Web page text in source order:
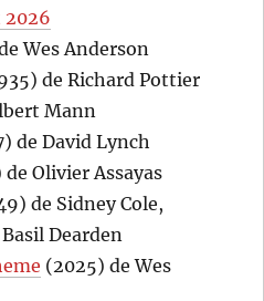
2026
Wes Anderson
de Richard Pottier
Mann
de David Lynch
Olivier Assayas
de Sidney Cole,
Dearden
(2025) de Wes